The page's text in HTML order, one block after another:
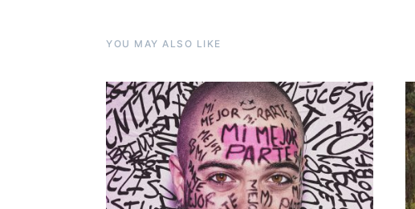
YOU MAY ALSO LIKE